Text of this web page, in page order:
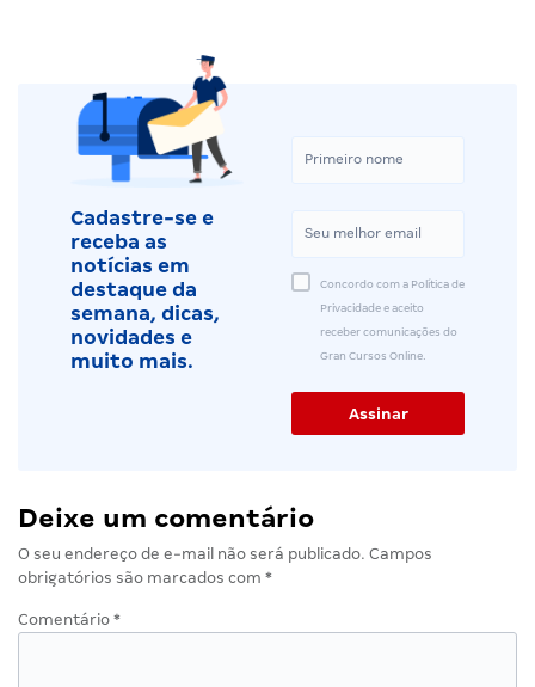
Cadastre-se e
receba as
notícias em
destaque da
semana, dicas,
novidades e
muito mais.
Concordo com a Política de
Privacidade e aceito
receber comunicações do
Gran Cursos Online.
Deixe um comentário
O seu endereço de e-mail não será publicado. Campos
obrigatórios são marcados com *
Comentário *